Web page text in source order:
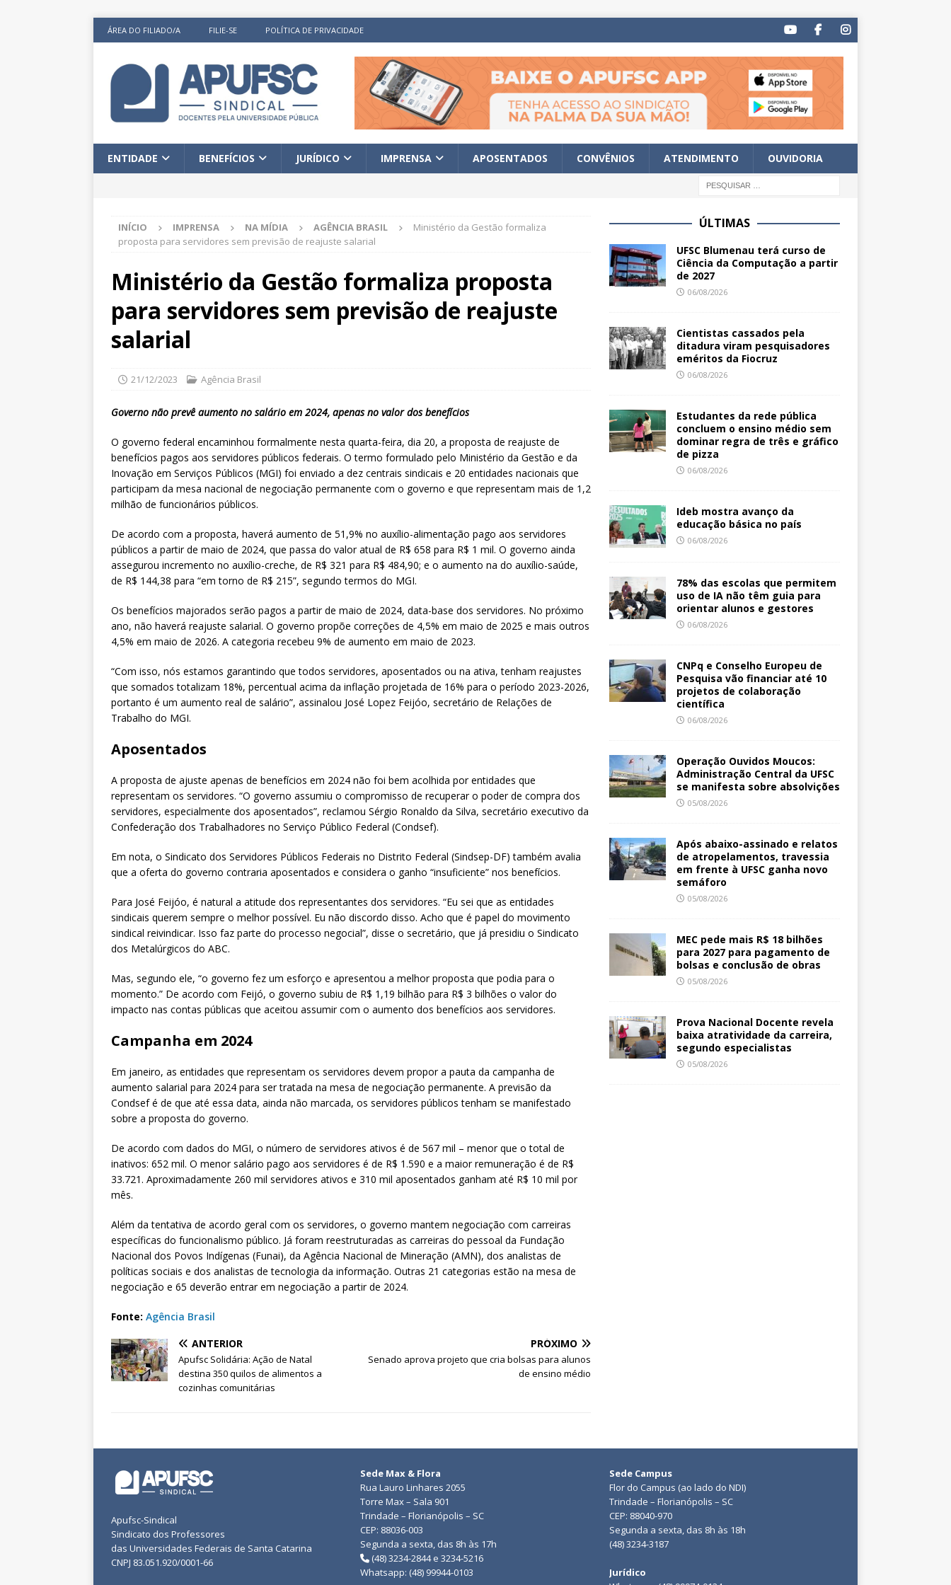
ÁREA DO FILIADO/A FILIE-SE POLÍTICA DE PRIVACIDADE
ENTIDADE BENEFÍCIOS JURÍDICO IMPRENSA APOSENTADOS CONVÊNIOS ATENDIMENTO OUVIDORIA
INÍCIO IMPRENSA NA MÍDIA AGÊNCIA BRASIL
Ministério da Gestão formaliza
proposta para servidores sem previsão de reajuste salarial
Ministério da Gestão formaliza proposta
para servidores sem previsão de reajuste
salarial
21/12/2023 Agência Brasil
Governo não prevê aumento no salário em 2024, apenas no valor dos benefícios
O governo federal encaminhou formalmente nesta quarta-feira, dia 20, a proposta de reajuste de
benefícios pagos aos servidores públicos federais. O termo formulado pelo Ministério da Gestão e da
Inovação em Serviços Públicos (MGI) foi enviado a dez centrais sindicais e 20 entidades nacionais que
participam da mesa nacional de negociação permanente com o governo e que representam mais de 1,2
milhão de funcionários públicos.
De acordo com a proposta, haverá aumento de 51,9% no auxílio-alimentação pago aos servidores
públicos a partir de maio de 2024, que passa do valor atual de R$ 658 para R$ 1 mil. O governo ainda
assegurou incremento no auxílio-creche, de R$ 321 para R$ 484,90; e o aumento na do auxílio-saúde,
de R$ 144,38 para “em torno de R$ 215”, segundo termos do MGI.
Os benefícios majorados serão pagos a partir de maio de 2024, data-base dos servidores. No próximo
ano, não haverá reajuste salarial. O governo propõe correções de 4,5% em maio de 2025 e mais outros
4,5% em maio de 2026. A categoria recebeu 9% de aumento em maio de 2023.
“Com isso, nós estamos garantindo que todos servidores, aposentados ou na ativa, tenham reajustes
que somados totalizam 18%, percentual acima da inflação projetada de 16% para o período 2023-2026,
portanto é um aumento real de salário”, assinalou José Lopez Feijóo, secretário de Relações de
Trabalho do MGI.
Aposentados
A proposta de ajuste apenas de benefícios em 2024 não foi bem acolhida por entidades que
representam os servidores. “O governo assumiu o compromisso de recuperar o poder de compra dos
servidores, especialmente dos aposentados”, reclamou Sérgio Ronaldo da Silva, secretário executivo da
Confederação dos Trabalhadores no Serviço Público Federal (Condsef).
Em nota, o Sindicato dos Servidores Públicos Federais no Distrito Federal (Sindsep-DF) também avalia
que a oferta do governo contraria aposentados e considera o ganho “insuficiente” nos benefícios.
Para José Feijóo, é natural a atitude dos representantes dos servidores. “Eu sei que as entidades
sindicais querem sempre o melhor possível. Eu não discordo disso. Acho que é papel do movimento
sindical reivindicar. Isso faz parte do processo negocial”, disse o secretário, que já presidiu o Sindicato
dos Metalúrgicos do ABC.
Mas, segundo ele, “o governo fez um esforço e apresentou a melhor proposta que podia para o
momento.” De acordo com Feijó, o governo subiu de R$ 1,19 bilhão para R$ 3 bilhões o valor do
impacto nas contas públicas que aceitou assumir com o aumento dos benefícios aos servidores.
Campanha em 2024
Em janeiro, as entidades que representam os servidores devem propor a pauta da campanha de
aumento salarial para 2024 para ser tratada na mesa de negociação permanente. A previsão da
Condsef é de que até essa data, ainda não marcada, os servidores públicos tenham se manifestado
sobre a proposta do governo.
De acordo com dados do MGI, o número de servidores ativos é de 567 mil – menor que o total de
inativos: 652 mil. O menor salário pago aos servidores é de R$ 1.590 e a maior remuneração é de R$
33.721. Aproximadamente 260 mil servidores ativos e 310 mil aposentados ganham até R$ 10 mil por
mês.
Além da tentativa de acordo geral com os servidores, o governo mantem negociação com carreiras
específicas do funcionalismo público. Já foram reestruturadas as carreiras do pessoal da Fundação
Nacional dos Povos Indígenas (Funai), da Agência Nacional de Mineração (AMN), dos analistas de
políticas sociais e dos analistas de tecnologia da informação. Outras 21 categorias estão na mesa de
negociação e 65 deverão entrar em negociação a partir de 2024.
Fonte: Agência Brasil
ANTERIOR
Apufsc Solidária: Ação de Natal
destina 350 quilos de alimentos a
cozinhas comunitárias
PRÓXIMO
Senado aprova projeto que cria bolsas para alunos
de ensino médio
ÚLTIMAS
UFSC Blumenau terá curso de
Ciência da Computação a partir
de 2027
06/08/2026
Cientistas cassados pela
ditadura viram pesquisadores
eméritos da Fiocruz
06/08/2026
Estudantes da rede pública
concluem o ensino médio sem
dominar regra de três e gráfico
de pizza
06/08/2026
Ideb mostra avanço da
educação básica no país
06/08/2026
78% das escolas que permitem
uso de IA não têm guia para
orientar alunos e gestores
06/08/2026
CNPq e Conselho Europeu de
Pesquisa vão financiar até 10
projetos de colaboração
científica
06/08/2026
Operação Ouvidos Moucos:
Administração Central da UFSC
se manifesta sobre absolvições
05/08/2026
Após abaixo-assinado e relatos
de atropelamentos, travessia
em frente à UFSC ganha novo
semáforo
05/08/2026
MEC pede mais R$ 18 bilhões
para 2027 para pagamento de
bolsas e conclusão de obras
05/08/2026
Prova Nacional Docente revela
baixa atratividade da carreira,
segundo especialistas
05/08/2026
Apufsc-Sindical
Sindicato dos Professores
das Universidades Federais de Santa Catarina
CNPJ 83.051.920/0001-66
Sede Max & Flora
Rua Lauro Linhares 2055
Torre Max – Sala 901
Trindade – Florianópolis – SC
CEP: 88036-003
Segunda a sexta, das 8h às 17h
(48) 3234-2844 e 3234-5216
Whatsapp: (48) 99944-0103
Sede Campus
Flor do Campus (ao lado do NDI)
Trindade – Florianópolis – SC
CEP: 88040-970
Segunda a sexta, das 8h às 18h
(48) 3234-3187
Jurídico